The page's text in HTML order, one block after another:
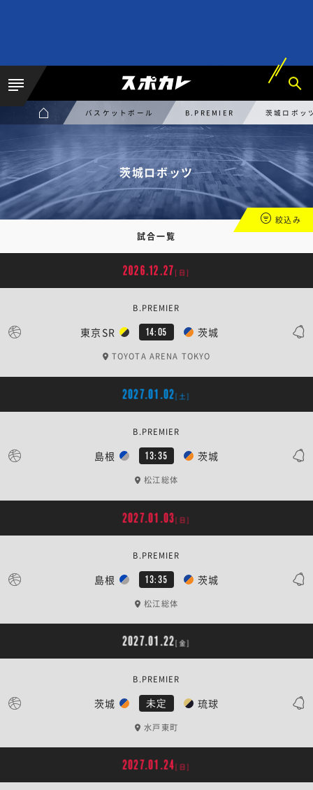
バスケットボール B.PREMIER 茨城ロボッ
茨城ロボッツ
試合一覧
絞込み
2026.12.27 [日]
東京SR 14:05 茨城
B.PREMIER
TOYOTA ARENA TOKYO
2027.01.02[土]
島根 13:35 茨城
B.PREMIER
松江総体
2027.01.03[日]
島根 13:35 茨城
B.PREMIER
松江総体
2027.01.22[金]
茨城 未定 琉球
B.PREMIER
水戸東町
2027.01.24[日]